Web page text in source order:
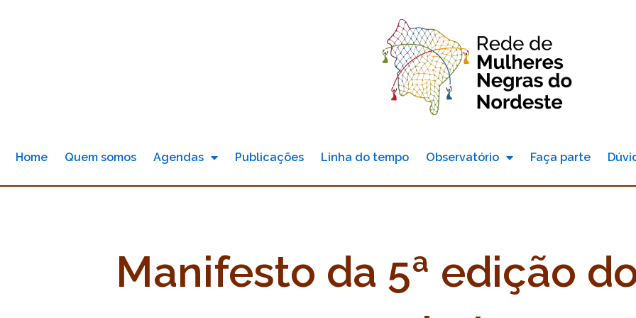
Home Quem somos Agendas Publicações Linha do tempo Observatório Faça parte
Manifesto da 5ª edição